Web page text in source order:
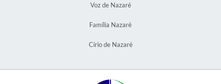
Voz de Nazaré
Família Nazaré
Círio de Nazaré